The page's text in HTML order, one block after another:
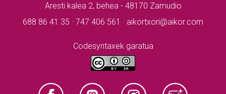
Aresti kalea 2, behea - 48170 Zamudio
688 86 41 35 · 747 406 561 · aikortxori@aikor.com
Codesyntaxek garatua